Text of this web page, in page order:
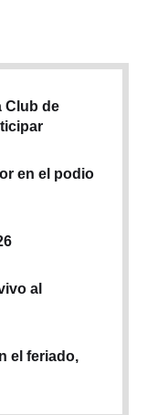
Club de
en el podio
al
el feriado,